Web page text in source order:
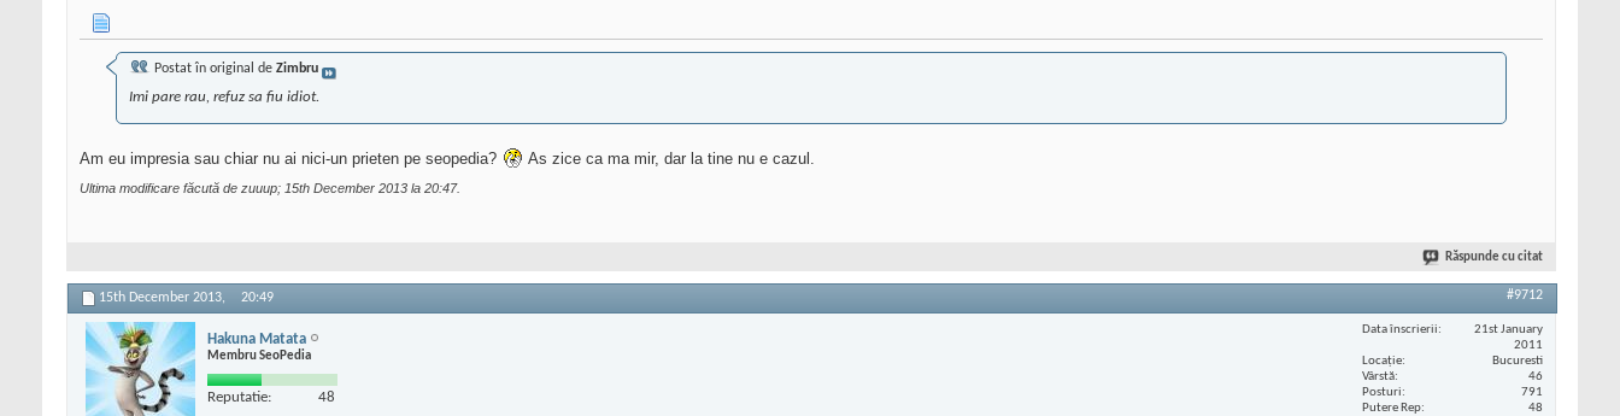
Postat în original de Zimbru
Imi pare rau, refuz sa fiu idiot.
Am eu impresia sau chiar nu ai nici-un prieten pe seopedia? As zice ca ma mir, dar la tine nu e cazul.
Ultima modificare făcută de zuuup; 15th December 2013 la 20:47.
Răspunde cu citat
15th December 2013, 20:49 #9712
Hakuna Matata
Membru SeoPedia
Reputatie: 48
Data înscrierii
21st January
2011
Locaţie
Bucuresti
Vârstă
46
Posturi
791
Putere Rep
48